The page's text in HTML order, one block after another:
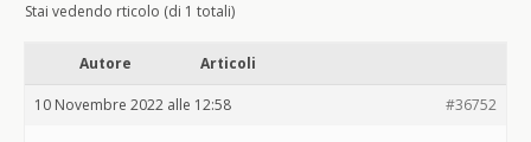
Stai vedendo rticolo (di 1 totali)
Autore Articoli
10 Novembre 2022 alle 12:58 #36752